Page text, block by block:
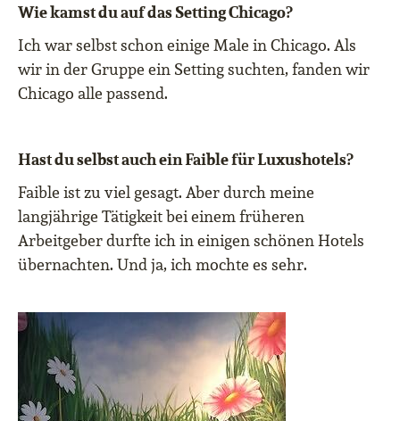
Wie kamst du auf das Setting Chicago?
Ich war selbst schon einige Male in Chicago. Als
wir in der Gruppe ein Setting suchten, fanden wir
Chicago alle passend.
Hast du selbst auch ein Faible für Luxushotels?
Faible ist zu viel gesagt. Aber durch meine
langjährige Tätigkeit bei einem früheren
Arbeitgeber durfte ich in einigen schönen Hotels
übernachten. Und ja, ich mochte es sehr.